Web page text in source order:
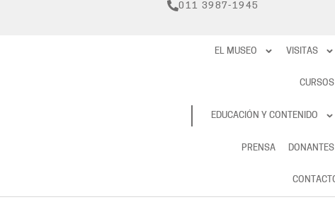
011 3987-1945
RESERVAS
EL MUSEO VISITAS
CURSOS
EDUCACIÓN Y CONTENIDO
PRENSA DONANTES